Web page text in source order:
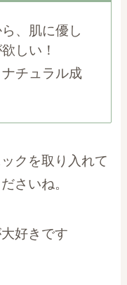
、肌に優し
しい！
チュラル成
クを取り入れて
さいね。
好きです